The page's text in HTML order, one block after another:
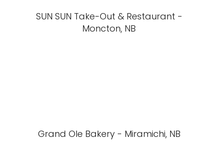
SUN SUN Take-Out & Restaurant -
Moncton, NB
Grand Ole Bakery - Miramichi, NB